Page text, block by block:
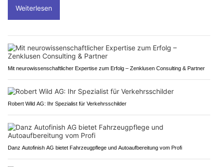
Weiterlesen
Mit neurowissenschaftlicher Expertise zum Erfolg – Zenklusen Consulting & Partner
Robert Wild AG: Ihr Spezialist für Verkehrsschilder
Danz Autofinish AG bietet Fahrzeugpflege und Autoaufbereitung vom Profi